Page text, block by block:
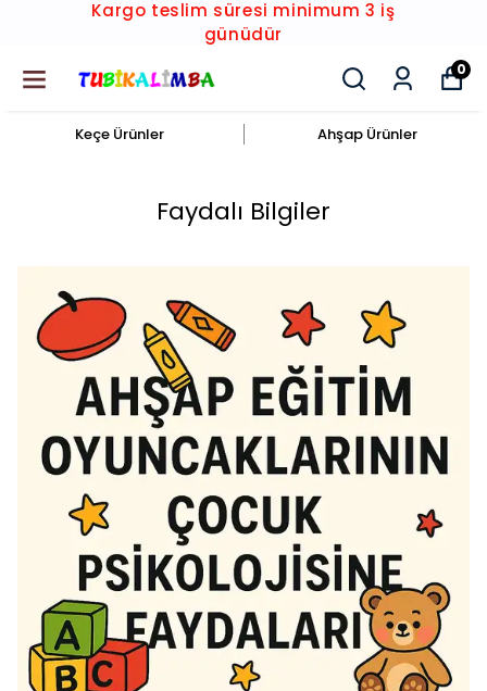
Kargo teslim süresi minimum 3 iş
günüdür
0
Keçe Ürünler Ahşap Ürünler
Faydalı Bilgiler